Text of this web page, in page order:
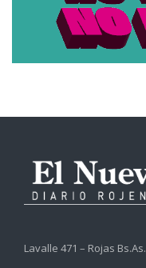
Lavalle 471 – Rojas Bs.As.